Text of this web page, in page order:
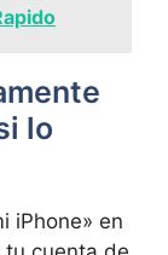
lo
iPhone» en